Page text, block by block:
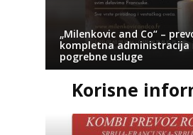
„Milenkovic and Co“ –
kompletna administracija
pogrebne usluge
Korisne